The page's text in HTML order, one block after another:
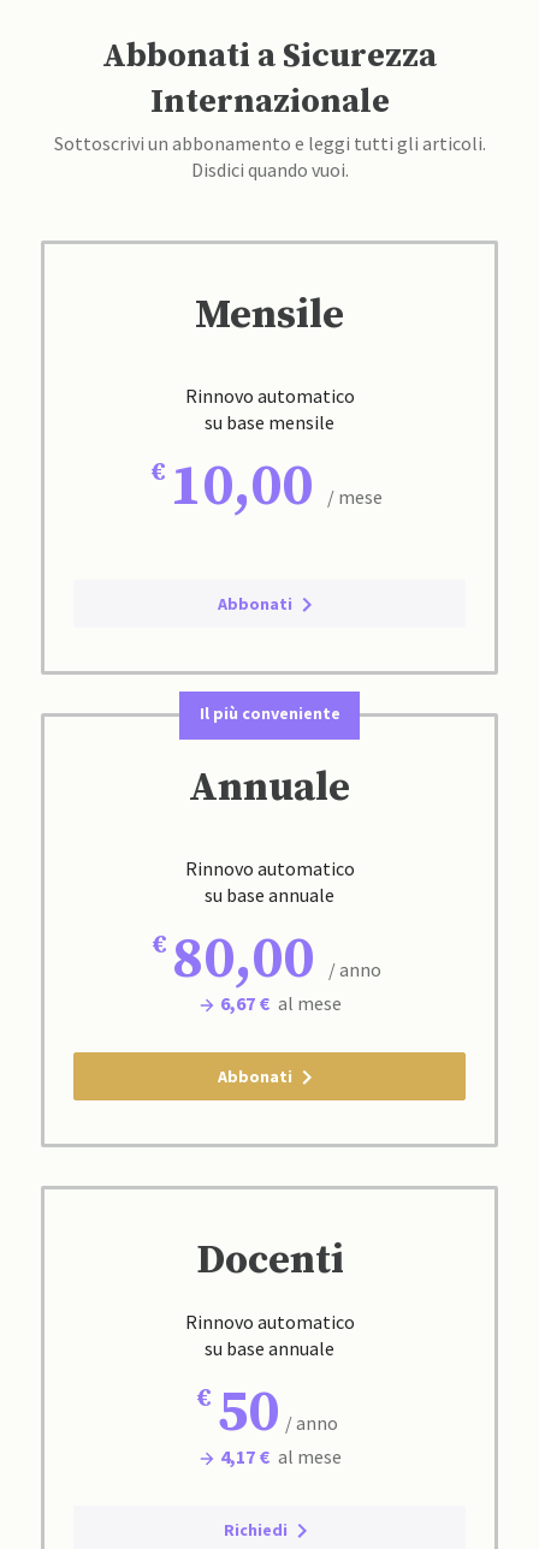
Abbonati a Sicurezza
Internazionale
Sottoscrivi un abbonamento e leggi tutti gli articoli.
Disdici quando vuoi.
Mensile
Rinnovo automatico
su base mensile
10,00 / mese
Abbonati
Il più conveniente
Annuale
Rinnovo automatico
su base annuale
80,00
/ anno
6,67 € al mese
Abbonati
Docenti
Rinnovo automatico
su base annuale
50 / anno
4,17 € al mese
Richiedi